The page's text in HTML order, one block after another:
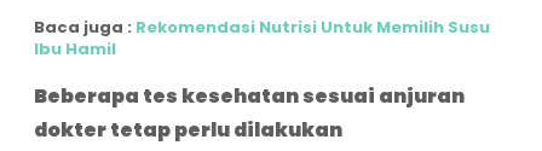
Baca juga : Rekomendasi Nutrisi Untuk Memilih Susu
Ibu Hamil
Beberapa tes kesehatan sesuai anjuran
dokter tetap perlu dilakukan